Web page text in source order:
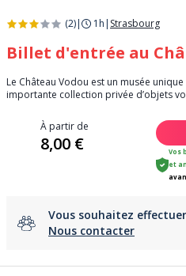
(2)| 1h | Strasbourg
Billet d'entrée au
Le Château Vodou est un musée
importante collection privée d’objets
À partir de
8,00 €
Vos
et
Vous souhaitez
Nous contacter